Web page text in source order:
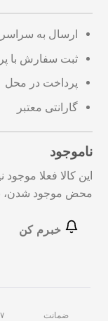
ارسال به سراسر
ثبت سفارش با
پرداخت در محل
گارانتی معتبر
ناموجود
این کالا فعلا موجود
محض موجود شدن،
ضمانت
۷ روز ضمانت